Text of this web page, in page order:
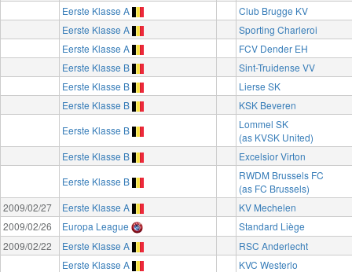
Eerste Klasse A
Club Brugge KV
Eerste Klasse A
Sporting Charleroi
Eerste Klasse A
FCV Dender EH
Eerste Klasse B
Sint-Truidense VV
Eerste Klasse B
Lierse SK
Eerste Klasse B
KSK Beveren
Eerste Klasse B
Lommel SK
(as KVSK United)
Eerste Klasse B
Excelsior Virton
Eerste Klasse B
RWDM Brussels FC
(as FC Brussels)
2009/02/27
Eerste Klasse A
KV Mechelen
2009/02/26
Europa League
Standard Liège
2009/02/22
Eerste Klasse A
RSC Anderlecht
Eerste Klasse A
KVC Westerlo